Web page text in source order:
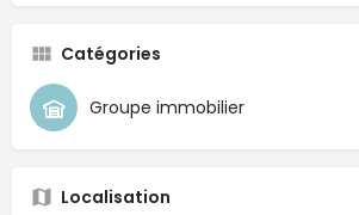
Catégories
Groupe immobilier
Localisation